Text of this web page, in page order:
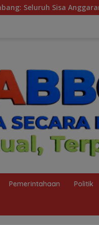
Sudah Dikembalikan
Pemerintahaan Politik